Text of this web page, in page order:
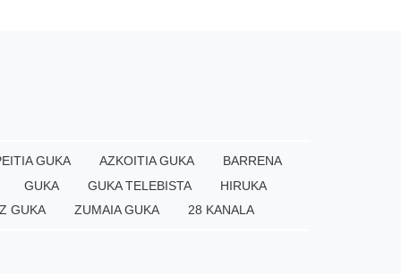
GUKA AZKOITIA GUKA
BARRENA
GUKA GUKA TELEBISTA
HIRUKA
GUKA ZUMAIA GUKA 28 KANALA